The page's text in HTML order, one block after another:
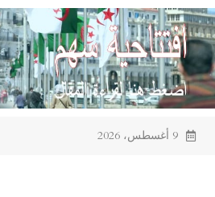
Skip
to
content
9 أغسطس، 2026